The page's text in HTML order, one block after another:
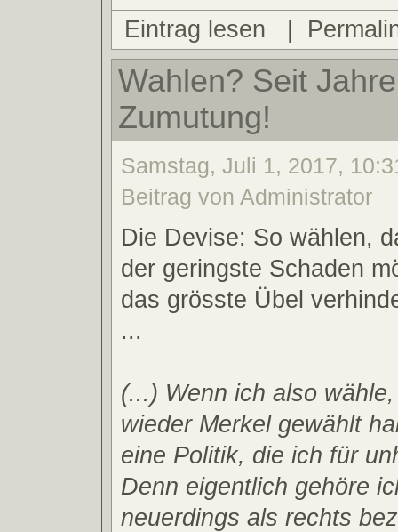
Eintrag lesen
|
Wahlen? Seit
Zumutung!
Samstag, Juli 1, 2017,
Beitrag von Administrator
Die Devise: So wählen,
der geringste Schaden
das grösste Übel
...
(...) Wenn ich also
wieder Merkel gewählt
eine Politik, die ich für
Denn eigentlich gehöre
neuerdings als rechts